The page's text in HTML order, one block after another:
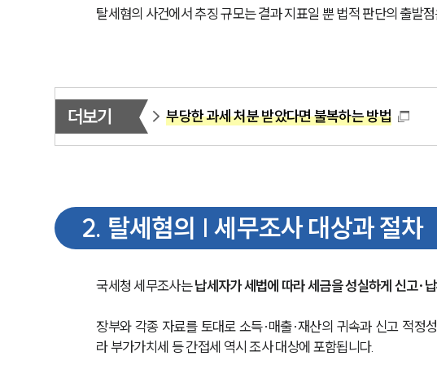
탈세혐의 사건에서 추징 규모는 결과 지표일 뿐 법적 판단의 출발
더보기 부당한 과세 처분 받았다면 불복하는 방법
2. 탈세혐의 | 세무조사 대상과 절차
국세청 세무조사는 납세자가 세법에 따라 세금을 성실하게 신고·
장부와 각종 자료를 토대로 소득·매출·재산의 귀속과 신고 적정
라 부가가치세 등 간접세 역시 조사 대상에 포함됩니다.